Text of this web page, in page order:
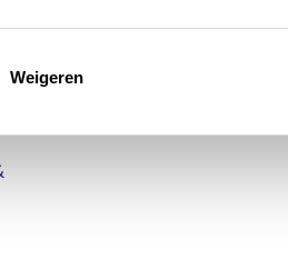
Weigeren